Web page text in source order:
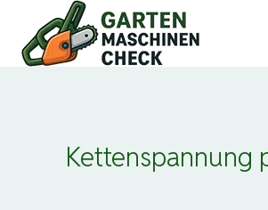
Inhalt
springen
Kettenspannung